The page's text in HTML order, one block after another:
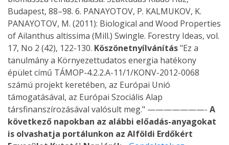
Budapest, 88–98. 6. PANAYOTOV, P. KALMUKOV, K.
PANAYOTOV, M. (2011): Biological and Wood Properties
of Ailanthus altissima (Mill.) Swingle. Forestry Ideas, vol.
17, No 2 (42), 122-130. Köszönetnyílvánítás"Ez a
tanulmány a Környezettudatos energia hatékony
épület című TÁMOP-4.2.2.A-11/1/KONV-2012-0068
számú projekt keretében, az Európai Unió
támogatásával, az Európai Szociális Alap
társfinanszírozásával valósult meg." ———————- A
következő napokban az alábbi előadás-anyagokat
is olvashatja portálunkon az Alföldi Erdőkért